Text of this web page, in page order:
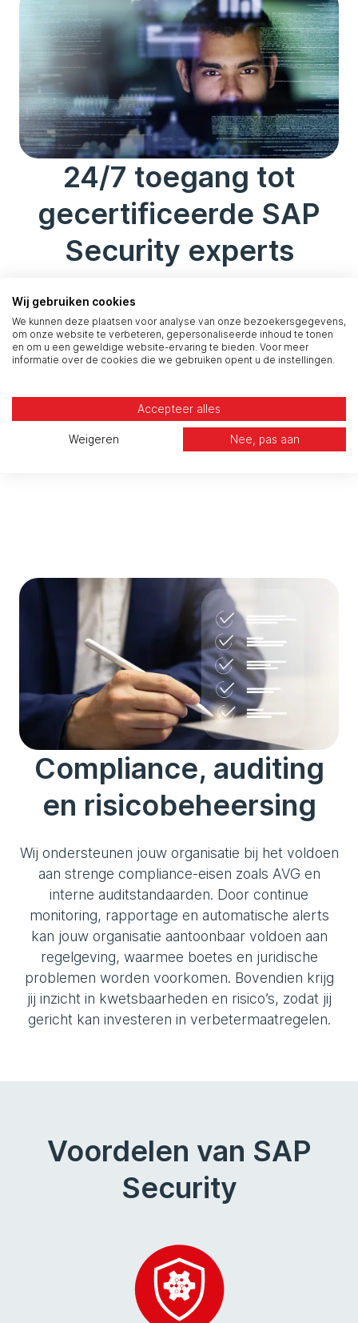
24/7 toegang tot
gecertificeerde SAP
Security experts
Onze dienstverlening omvat een klantenservice
die dag en nacht bereikbaar is. Jij krijgt direct
toegang tot ervaren SAP-security specialisten die
snel en adequaat reageren op incidenten, vragen
downtime, snellere herstelacties en een hogere
beschikbaarheid van jouw SAP-systemen. Dit is
essentieel voor organisaties die afhankelijk zijn
Compliance, auditing
en risicobeheersing
Wij ondersteunen jouw organisatie bij het voldoen
aan strenge compliance-eisen zoals AVG en
interne auditstandaarden. Door continue
monitoring, rapportage en automatische alerts
kan jouw organisatie aantoonbaar voldoen aan
regelgeving, waarmee boetes en juridische
problemen worden voorkomen. Bovendien krijg
jij inzicht in kwetsbaarheden en risico’s, zodat jij
gericht kan investeren in verbetermaatregelen.
Voordelen van SAP
Security
Wij gebruiken cookies
We kunnen deze plaatsen voor analyse van onze bezoekersgegevens,
om onze website te verbeteren, gepersonaliseerde inhoud te tonen
en om u een geweldige website-ervaring te bieden. Voor meer
informatie over de cookies die we gebruiken opent u de instellingen.
Accepteer alles
Weigeren Nee, pas aan